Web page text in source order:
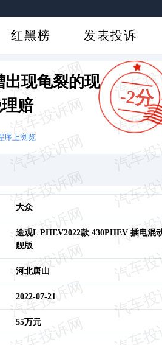
红黑榜 发表投诉
-2分
现龟裂的现
赔
序上浏览
大众
途观L PHEV2022款 430PHEV 插电混
舰版
河北唐山
2022-07-21
55万元